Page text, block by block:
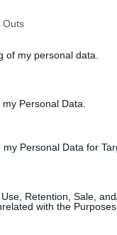
Outs
of my personal data.
Personal Data.
Personal Data for
Retention, Sale,
with the
έδεσε